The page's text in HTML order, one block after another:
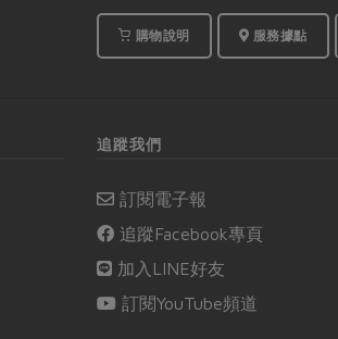
購物說明 服務據點
追蹤我們
訂閱電子報
追蹤Facebook專頁
加入LINE好友
訂閱YouTube頻道